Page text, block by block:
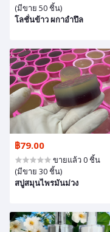
(มีขาย 50 ชิ้น)
โลชั่นข้าว ผกาอำปึล
฿79.00
ขายแล้ว 0 ชิ้น
(มีขาย 30 ชิ้น)
สบู่สมุนไพรมันม่วง